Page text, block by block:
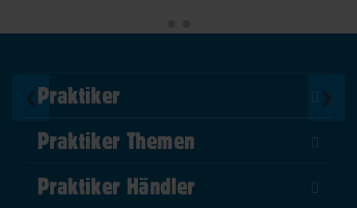
❮ ❯
Praktiker
Über Uns
Impressum
AGB
Praktiker Themen
DIY Helden
Marktplatz
Praktiker Händler